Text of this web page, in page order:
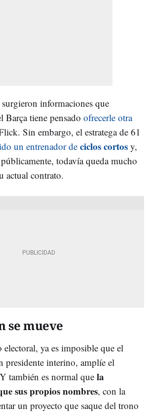
informaciones que
Barça tiene pensado ofrecerle otra
Sin embargo, el estratega de 61
un entrenador de ciclos cortos y,
todavía queda mucho
actual contrato.
se mueve
ya es imposible que el
presidente interino, amplíe el
también es normal que la
sus propios nombres, con la
un proyecto que saque del trono